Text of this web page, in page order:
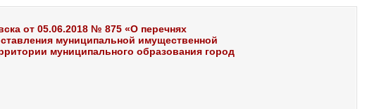
от 05.06.2018 № 875 «О перечнях
муниципальной имущественной
муниципального образования город